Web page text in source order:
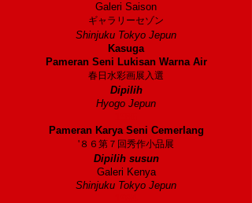
Galeri Saison
ギャラリーセゾン
Shinjuku Tokyo Jepun
Kasuga
Pameran Seni Lukisan Warna Air
春日水彩画展入選
Dipilih
Hyogo Jepun
Pameran Karya Seni Cemerlang
'８６第７回秀作小品展
Dipilih susun
Galeri Kenya
Shinjuku Tokyo Jepun